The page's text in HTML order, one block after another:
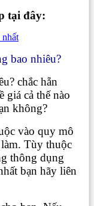
tại đây:
nhất
bao nhiêu?
chắc hẵn
giá cả thế nào
không?
vào quy mô
Tùy thuộc
thông dụng
bạn hãy liên